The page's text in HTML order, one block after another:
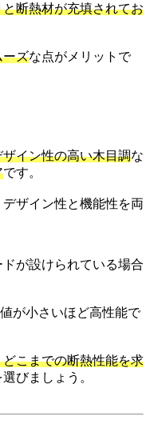
断熱材が充填されてお
ーズな点がメリットで
イン性の高い木目調な
です。
ザイン性と機能性を両
が設けられている場合
が小さいほど高性能で
こまでの断熱性能を求
選びましょう。